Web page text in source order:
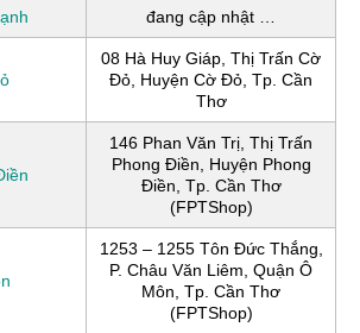
đang cập nhật …
08 Hà Huy Giáp, Thị Trấn Cờ
Đỏ, Huyện Cờ Đỏ, Tp. Cần
Thơ
146 Phan Văn Trị, Thị Trấn
Phong Điền, Huyện Phong
Điền, Tp. Cần Thơ
(FPTShop)
1253 – 1255 Tôn Đức Thắng,
P. Châu Văn Liêm, Quận Ô
Môn, Tp. Cần Thơ
(FPTShop)